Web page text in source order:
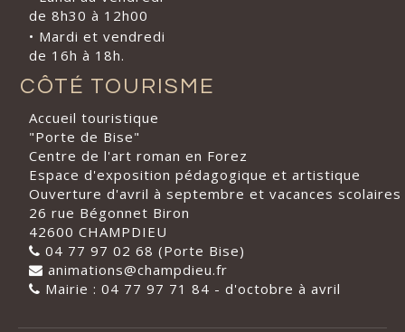
de 8h30 à 12h00
• Mardi et vendredi
de 16h à 18h.
CÔTÉ TOURISME
Accueil touristique
"Porte de Bise"
Centre de l'art roman en Forez
Espace d'exposition pédagogique et artistique
Ouverture d'avril à septembre et vacances scolaires
26 rue Bégonnet Biron
42600 CHAMPDIEU
04 77 97 02 68 (Porte Bise)
animations@champdieu.fr
Mairie : 04 77 97 71 84 - d'octobre à avril